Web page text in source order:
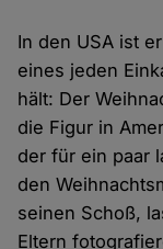
In den USA ist
eines jeden
hält: Der
die Figur in
der für ein paar
den
seinen Schoß,
Eltern